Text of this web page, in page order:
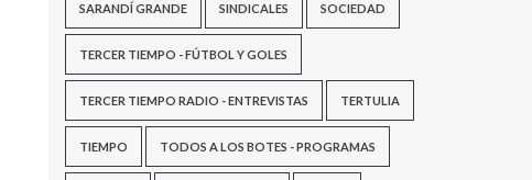
SARANDÍ GRANDE SINDICALES SOCIEDAD
TERCER TIEMPO - FÚTBOL Y GOLES
TERCER TIEMPO RADIO - ENTREVISTAS TERTULIA
TIEMPO TODOS A LOS BOTES - PROGRAMAS